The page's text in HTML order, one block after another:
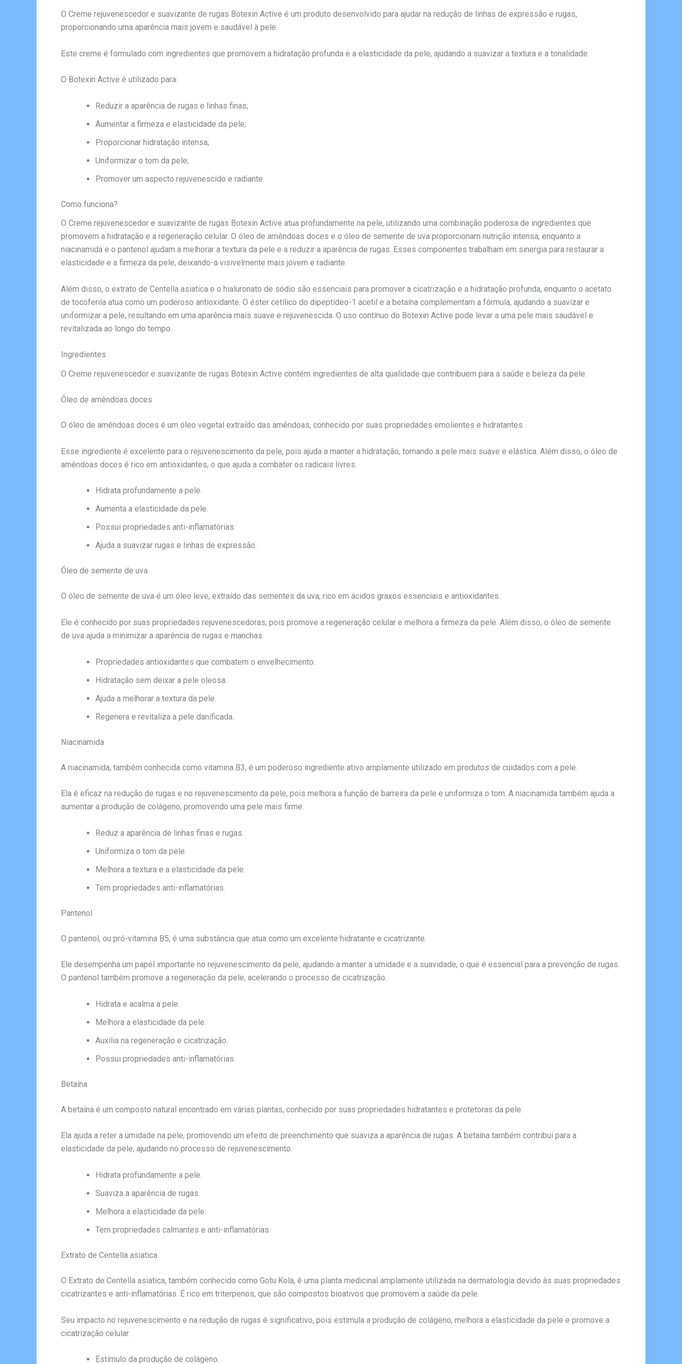
O Creme rejuvenescedor e suavizante de rugas Botexin Active é um produto desenvolvido para ajudar na redução de linhas de expressão e rugas,
proporcionando uma aparência mais jovem e saudável à pele.
Este creme é formulado com ingredientes que promovem a hidratação profunda e a elasticidade da pele, ajudando a suavizar a textura e a tonalidade.
O Botexin Active é utilizado para:
Reduzir a aparência de rugas e linhas finas;
Aumentar a firmeza e elasticidade da pele;
Proporcionar hidratação intensa;
Uniformizar o tom da pele;
Promover um aspecto rejuvenescido e radiante.
Como funciona?
O Creme rejuvenescedor e suavizante de rugas Botexin Active atua profundamente na pele, utilizando uma combinação poderosa de ingredientes que
promovem a hidratação e a regeneração celular. O óleo de amêndoas doces e o óleo de semente de uva proporcionam nutrição intensa, enquanto a
niacinamida e o pantenol ajudam a melhorar a textura da pele e a reduzir a aparência de rugas. Esses componentes trabalham em sinergia para restaurar a
elasticidade e a firmeza da pele, deixando-a visivelmente mais jovem e radiante.
Além disso, o extrato de Centella asiatica e o hialuronato de sódio são essenciais para promover a cicatrização e a hidratação profunda, enquanto o acetato
de tocoferila atua como um poderoso antioxidante. O éster cetílico do dipeptídeo-1 acetil e a betaína complementam a fórmula, ajudando a suavizar e
uniformizar a pele, resultando em uma aparência mais suave e rejuvenescida. O uso contínuo do Botexin Active pode levar a uma pele mais saudável e
revitalizada ao longo do tempo.
Ingredientes
O Creme rejuvenescedor e suavizante de rugas Botexin Active contém ingredientes de alta qualidade que contribuem para a saúde e beleza da pele.
Óleo de amêndoas doces
O óleo de amêndoas doces é um óleo vegetal extraído das amêndoas, conhecido por suas propriedades emolientes e hidratantes.
Esse ingrediente é excelente para o rejuvenescimento da pele, pois ajuda a manter a hidratação, tornando a pele mais suave e elástica. Além disso, o óleo de
amêndoas doces é rico em antioxidantes, o que ajuda a combater os radicais livres.
Hidrata profundamente a pele.
Aumenta a elasticidade da pele.
Possui propriedades anti-inflamatórias.
Ajuda a suavizar rugas e linhas de expressão.
Óleo de semente de uva
O óleo de semente de uva é um óleo leve, extraído das sementes da uva, rico em ácidos graxos essenciais e antioxidantes.
Ele é conhecido por suas propriedades rejuvenescedoras, pois promove a regeneração celular e melhora a firmeza da pele. Além disso, o óleo de semente
de uva ajuda a minimizar a aparência de rugas e manchas.
Propriedades antioxidantes que combatem o envelhecimento.
Hidratação sem deixar a pele oleosa.
Ajuda a melhorar a textura da pele.
Regenera e revitaliza a pele danificada.
Niacinamida
A niacinamida, também conhecida como vitamina B3, é um poderoso ingrediente ativo amplamente utilizado em produtos de cuidados com a pele.
Ela é eficaz na redução de rugas e no rejuvenescimento da pele, pois melhora a função de barreira da pele e uniformiza o tom. A niacinamida também ajuda a
aumentar a produção de colágeno, promovendo uma pele mais firme.
Reduz a aparência de linhas finas e rugas.
Uniformiza o tom da pele.
Melhora a textura e a elasticidade da pele.
Tem propriedades anti-inflamatórias.
Pantenol
O pantenol, ou pró-vitamina B5, é uma substância que atua como um excelente hidratante e cicatrizante.
Ele desempenha um papel importante no rejuvenescimento da pele, ajudando a manter a umidade e a suavidade, o que é essencial para a prevenção de rugas.
O pantenol também promove a regeneração da pele, acelerando o processo de cicatrização.
Hidrata e acalma a pele.
Melhora a elasticidade da pele.
Auxilia na regeneração e cicatrização.
Possui propriedades anti-inflamatórias.
Betaína
A betaína é um composto natural encontrado em várias plantas, conhecido por suas propriedades hidratantes e protetoras da pele.
Ela ajuda a reter a umidade na pele, promovendo um efeito de preenchimento que suaviza a aparência de rugas. A betaína também contribui para a
elasticidade da pele, ajudando no processo de rejuvenescimento.
Hidrata profundamente a pele.
Suaviza a aparência de rugas.
Melhora a elasticidade da pele.
Tem propriedades calmantes e anti-inflamatórias.
Extrato de Centella asiatica
O Extrato de Centella asiatica, também conhecido como Gotu Kola, é uma planta medicinal amplamente utilizada na dermatologia devido às suas propriedades
cicatrizantes e anti-inflamatórias. É rico em triterpenos, que são compostos bioativos que promovem a saúde da pele.
Seu impacto no rejuvenescimento e na redução de rugas é significativo, pois estimula a produção de colágeno, melhora a elasticidade da pele e promove a
cicatrização celular.
Estímulo da produção de colágeno.